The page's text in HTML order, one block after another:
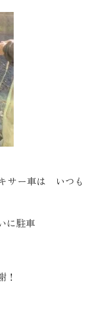
サー車は いつも
に駐車